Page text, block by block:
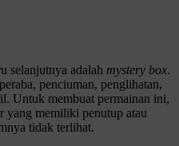
selanjutnya adalah mystery box.
penciuman, penglihatan,
Untuk membuat permainan ini,
yang memiliki penutup atau
tidak terlihat.